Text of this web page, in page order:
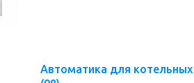
Автоматика для